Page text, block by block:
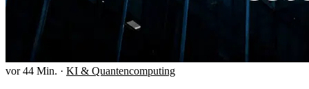
vor 44 Min. · KI & Quantencomputing